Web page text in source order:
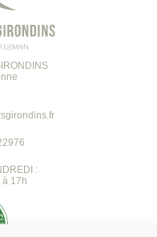
:
à 17h